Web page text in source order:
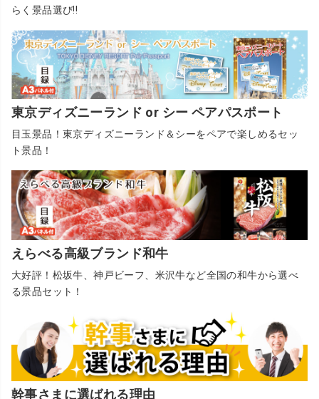
らく景品選び!!
東京ディズニーランド or シー ペアパスポート
目玉景品！東京ディズニーランド＆シーをペアで楽しめるセッ
ト景品！
えらべる高級ブランド和牛
大好評！松坂牛、神戸ビーフ、米沢牛など全国の和牛から選べ
る景品セット！
幹事さまに選ばれる理由